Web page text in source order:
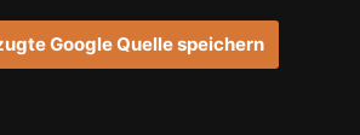
Google Quelle speichern